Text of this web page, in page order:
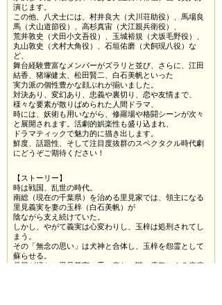
演じます。
この他、八犬士には、村井良大（犬川荘助役）、馬場良
馬（犬山道節役）、高杉真宙（犬江親兵衛役）、
荒井敦史（犬田小文吾役）、玉城裕規（犬坂毛野役）、
丸山敦史（犬村大角役）、石垣佑磨（犬飼現八役）な
ど、
舞台経験豊富なメンバーがズラリと並び、さらに、江田
結香、猪塚健太、松田賢二、白石美帆といった
実力派の個性豊かな顔ぶれが揃いました。
対決あり、変幻あり、忠義や裏切り、恋や友情まで、
様々な要素が散りばめられた人間ドラマ、
時には、妖術も用いながら、修羅場や格闘シーンが次々
と展開されます。活劇的娯楽性も盛り込まれ、
ドラマティックで魅力的に描き出します。
鮮度、話題性、そして注目度抜群のスペクタクル時代劇
にどうぞご期待ください！
【ストーリー】
時は戦国、乱世の時代。
南総（現在の千葉県）を治める里見家では、領主になる
里見義実を妻の玉梓（白石美帆）が
陰ながら支え続けていた。
しかし、やがて義実は心変わりし、玉梓は処刑されてし
まう。
その「無念の思い」は犬神と合体し、玉梓を怨霊として
蘇らせる。
月日が経ち、里見義実の重い病と、謎の瘴気による疫病